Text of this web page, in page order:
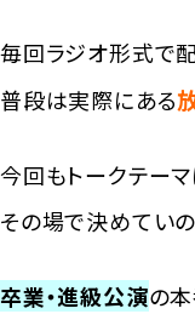
毎回ラジオ形式で
普段は実際にある
今回もトークテーマ
その場で決めてい
卒業・進級公演の